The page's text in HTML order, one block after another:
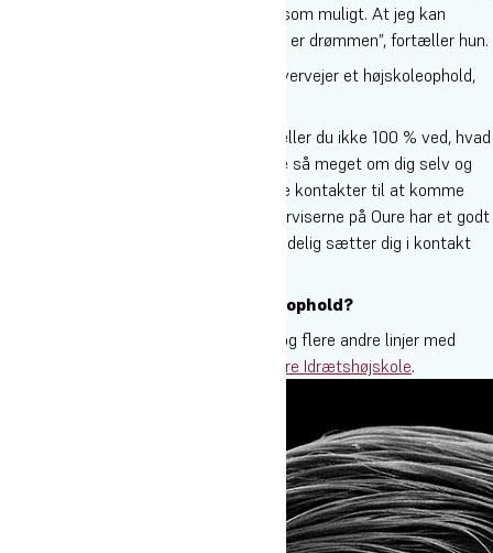
drømmer om, at det kan blive så stort som muligt. At jeg kan
komme til at spille i Parken en dag. Det er drømmen”, fortæller hun.
Og til andre, der tør drømme stort og overvejer et højskoleophold,
”Kom afsted! Hvis du mangler et skub eller du ikke 100 % ved, hvad
du vil endnu, så tag afsted. Du kan lære så meget om dig selv og
din passion, og du kan få en masse fede kontakter til at komme
videre med din drøm, fordi alle linjeunderviserne på Oure har et godt
netværk indenfor deres felt, som de gladelig sætter dig i kontakt
Drømmer du også om et højskoleophold?
Der er fortsat ledige pladser på musik og flere andre linjer med
Oure Idrætshøjskole.